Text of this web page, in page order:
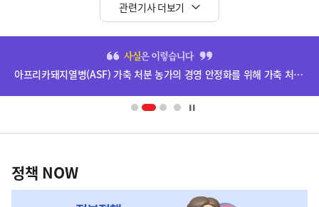
관련기사 더보기
단
영
아프리카돼지열병(ASF) 가축 처분 농가의 경영 안정화를 위해 가축 처분 보상금을 신속하게 지급하겠습니다.
책
NOW,
정책 NOW